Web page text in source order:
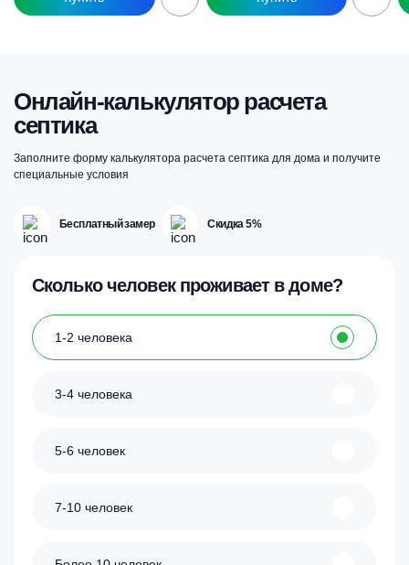
Этот
товар
можно
выбрать
на
странице
товара.
Этот
товар
можно
выбрать
странице
Онлайн-калькулятор расчета
септика
Заполните форму калькулятора расчета септика для дома и получите
специальные условия
Бесплатный замер Скидка 5%
Сколько человек проживает в доме?
1-2 человека
3-4 человека
5-6 человек
7-10 человек